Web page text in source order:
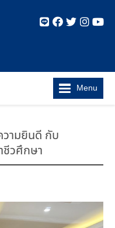
Menu
ามยินดี กับ
ชีวศึกษา